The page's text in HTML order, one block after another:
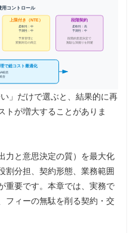
用コントロール
上限付き（NTE）
柔軟性：中
予測性：中
予算管理と
変動対応の両立
段階契約
柔軟性：高
予測性：中
段階的意思決定で
無駄な深掘りを回避
で総コスト最適化
統括
合
」だけで選ぶと、結果的に再
トが増大することがありま
力と意思決定の質）を最大化
割分担、契約形態、業務範囲
重要です。本章では、実務で
フィーの無駄を削る契約・交